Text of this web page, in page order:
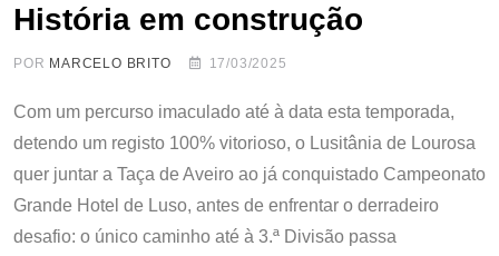
História em construção
POR MARCELO BRITO 17/03/2025
Com um percurso imaculado até à data esta temporada,
detendo um registo 100% vitorioso, o Lusitânia de Lourosa
quer juntar a Taça de Aveiro ao já conquistado Campeonato
Grande Hotel de Luso, antes de enfrentar o derradeiro
desafio: o único caminho até à 3.ª Divisão passa